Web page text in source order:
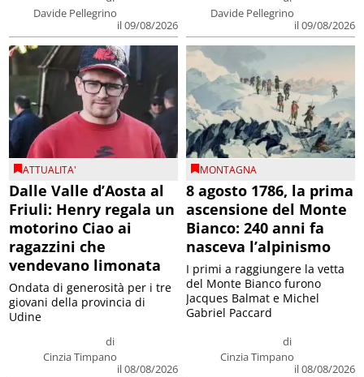
Davide Pellegrino
il 09/08/2026
Davide Pellegrino
il 09/08/2026
ATTUALITA'
Dalle Valle d’Aosta al
Friuli: Henry regala un
motorino Ciao ai
ragazzini che
vendevano limonata
di
Cinzia Timpano
il 08/08/2026
Ondata di generosità per i tre
giovani della provincia di
Udine
MONTAGNA
8 agosto 1786, la prima
ascensione del Monte
Bianco: 240 anni fa
nasceva l’alpinismo
di
Cinzia Timpano
il 08/08/2026
I primi a raggiungere la vetta
del Monte Bianco furono
Jacques Balmat e Michel
Gabriel Paccard